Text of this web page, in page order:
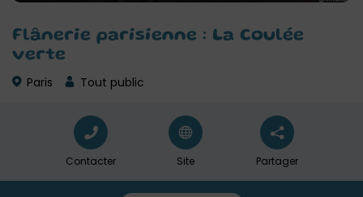
Flânerie parisienne : La Coulée
verte
Paris Tout public
Contacter Site Partager